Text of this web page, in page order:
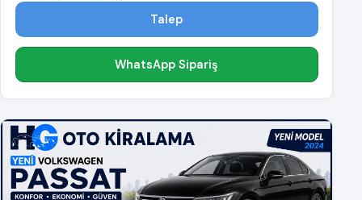
Talep
WhatsApp Sipariş